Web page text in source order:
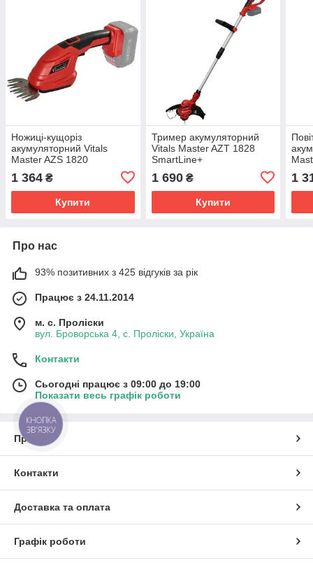
Ножиці-кущоріз
акумуляторний Vitals
Master AZS 1820
1 364 ₴
Купити
Тример акумуляторний
Vitals Master AZT 1828
SmartLine+
1 690₴
Купити
1
Про нас
93% позитивних з 425 відгуків за рік
Працює з 24.11.2014
м. с. Проліски
вул. Броворська 4, с. Проліски, Україна
Контакти
Сьогодні працює з 09:00 до 19:00
Показати весь графік роботи
Про нас
Контакти
Доставка та оплата
Графік роботи
КНОПКА
ЗВ'ЯЗКУ